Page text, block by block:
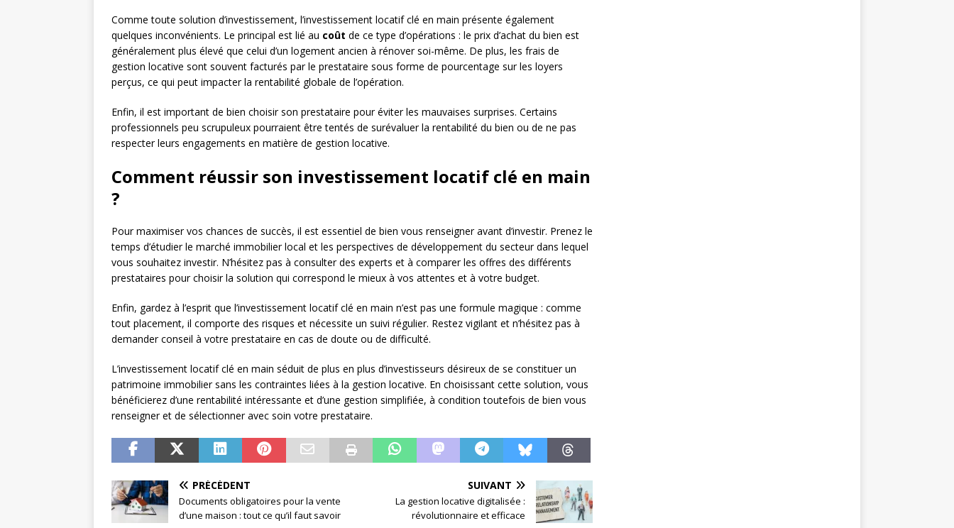
Comme toute solution d’investissement, l’investissement locatif clé en main présente également
quelques inconvénients. Le principal est lié au coût de ce type d’opérations : le prix d’achat du bien est
généralement plus élevé que celui d’un logement ancien à rénover soi-même. De plus, les frais de
gestion locative sont souvent facturés par le prestataire sous forme de pourcentage sur les loyers
perçus, ce qui peut impacter la rentabilité globale de l’opération.
Enfin, il est important de bien choisir son prestataire pour éviter les mauvaises surprises. Certains
professionnels peu scrupuleux pourraient être tentés de surévaluer la rentabilité du bien ou de ne pas
respecter leurs engagements en matière de gestion locative.
Comment réussir son investissement locatif clé en main
?
Pour maximiser vos chances de succès, il est essentiel de bien vous renseigner avant d’investir. Prenez le
temps d’étudier le marché immobilier local et les perspectives de développement du secteur dans lequel
vous souhaitez investir. N’hésitez pas à consulter des experts et à comparer les offres des différents
prestataires pour choisir la solution qui correspond le mieux à vos attentes et à votre budget.
Enfin, gardez à l’esprit que l’investissement locatif clé en main n’est pas une formule magique : comme
tout placement, il comporte des risques et nécessite un suivi régulier. Restez vigilant et n’hésitez pas à
demander conseil à votre prestataire en cas de doute ou de difficulté.
L’investissement locatif clé en main séduit de plus en plus d’investisseurs désireux de se constituer un
patrimoine immobilier sans les contraintes liées à la gestion locative. En choisissant cette solution, vous
bénéficierez d’une rentabilité intéressante et d’une gestion simplifiée, à condition toutefois de bien vous
renseigner et de sélectionner avec soin votre prestataire.
PRÉCÉDENT
Documents obligatoires pour la vente
d’une maison : tout ce qu’il faut savoir
SUIVANT
La gestion locative digitalisée :
révolutionnaire et efficace